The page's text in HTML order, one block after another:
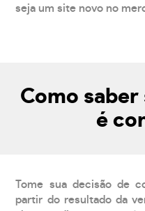
seja um site novo no
Como
é
Tome sua decisão de
partir do resultado da